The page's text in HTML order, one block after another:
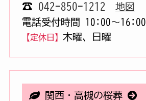
☎ 042-850-1212
地図
電話受付時間 10:00〜16:00
【定休日】 木曜、日曜
関西・高槻の桜葬